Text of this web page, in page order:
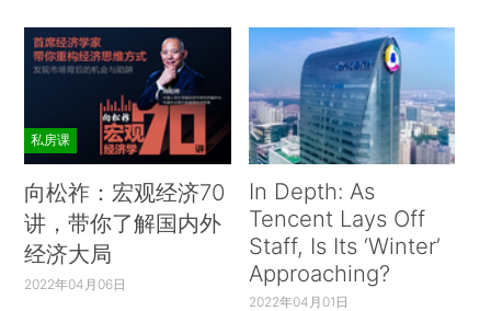
私房课
向松祚：宏观经济70
讲，带你了解国内外
经济大局
2022年04月06日
In Depth: As
Tencent Lays Off
Staff, Is Its ‘Winter’
Approaching?
2022年04月01日